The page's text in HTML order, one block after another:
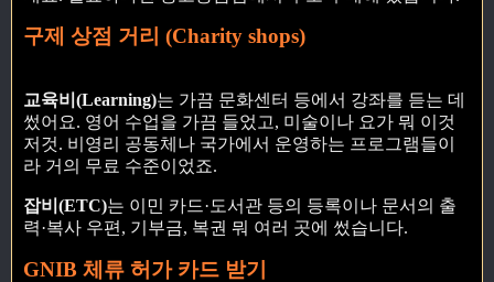
구제 상점 거리 (Charity shops)
교육비(Learning)는 가끔 문화센터 등에서 강좌를 듣는 데
썼어요. 영어 수업을 가끔 들었고, 미술이나 요가 뭐 이것
저것. 비영리 공동체나 국가에서 운영하는 프로그램들이
라 거의 무료 수준이었죠.
잡비(ETC)는 이민 카드·도서관 등의 등록이나 문서의 출
력·복사 우편, 기부금, 복권 뭐 여러 곳에 썼습니다.
GNIB 체류 허가 카드 받기